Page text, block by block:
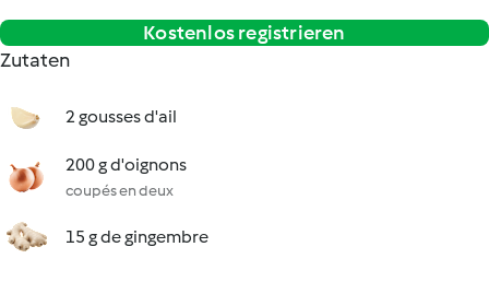
Kostenlos registrieren
Zutaten
2 gousses d'ail
200 g d'oignons
coupés en deux
15 g de gingembre